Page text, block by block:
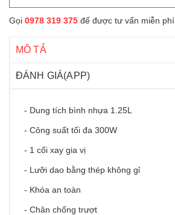
Gọi 0978 319 375 để được tư vấn miễn phí
MÔ TẢ
ĐÁNH GIÁ(APP)
- Dung tích bình nhựa 1.25L
- Công suất tối đa 300W
- 1 cối xay gia vị
- Lưỡi dao bằng thép không gỉ
- Khóa an toàn
- Chân chống trượt